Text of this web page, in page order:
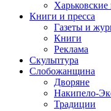
Харьковские
Книги и пресса
Газеты и
Книги
Реклама
Скульптура
Слобожанщина
Дворяне
Накипело-
Традиции